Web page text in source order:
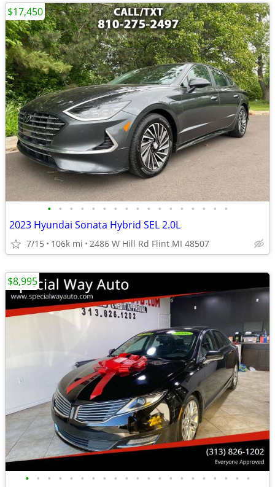
• • • • • • • • • • • • • • • • •
2023 Hyundai Sonata Hybrid SEL 2.0L
7/15 106k mi 2486 W Hill Rd Flint MI 48507
$17,450
• • • • • • • • • • • • • • • • • • • • •
$8,995